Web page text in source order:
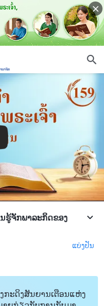
ຮູ້ຈັກພາລະກິດຂອງ
ແບ່ງປັນ
ກະດິງສັນຍານເຕືອນແຫ່ງ